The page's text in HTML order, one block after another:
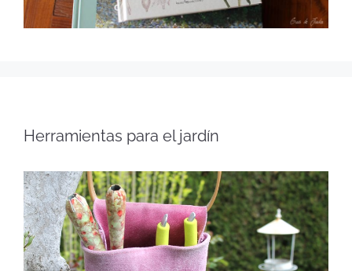
Herramientas para el jardín